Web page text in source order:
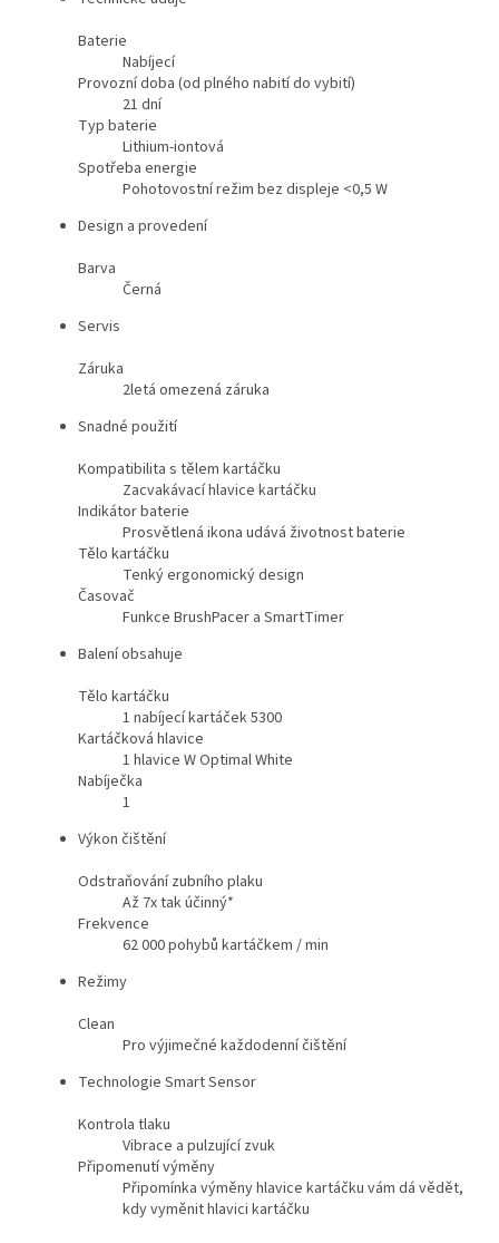
Baterie
Nabíjecí
Provozní doba (od plného nabití do vybití)
21 dní
Typ baterie
Lithium-iontová
Spotřeba energie
Pohotovostní režim bez displeje <0,5 W
Design a provedení
Barva
Černá
Servis
Záruka
2letá omezená záruka
Snadné použití
Kompatibilita s tělem kartáčku
Zacvakávací hlavice kartáčku
Indikátor baterie
Prosvětlená ikona udává životnost baterie
Tělo kartáčku
Tenký ergonomický design
Časovač
Funkce BrushPacer a SmartTimer
Balení obsahuje
Tělo kartáčku
1 nabíjecí kartáček 5300
Kartáčková hlavice
1 hlavice W Optimal White
Nabíječka
1
Výkon čištění
Odstraňování zubního plaku
Až 7x tak účinný*
Frekvence
62 000 pohybů kartáčkem / min
Režimy
Clean
Pro výjimečné každodenní čištění
Technologie Smart Sensor
Kontrola tlaku
Vibrace a pulzující zvuk
Připomenutí výměny
Připomínka výměny hlavice kartáčku vám dá vědět,
kdy vyměnit hlavici kartáčku